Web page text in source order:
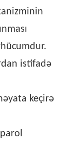
istifadə
keçirə